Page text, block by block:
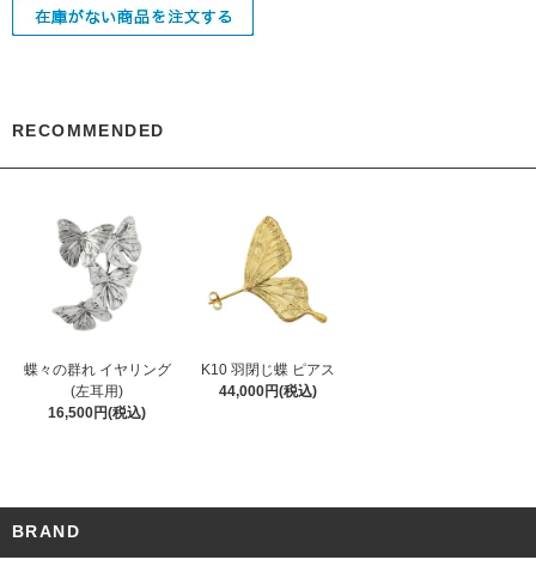
RECOMMENDED
蝶々の群れ イヤリング
(左耳用)
16,500円(税込)
K10 羽閉じ蝶 ピアス
44,000円(税込)
BRAND